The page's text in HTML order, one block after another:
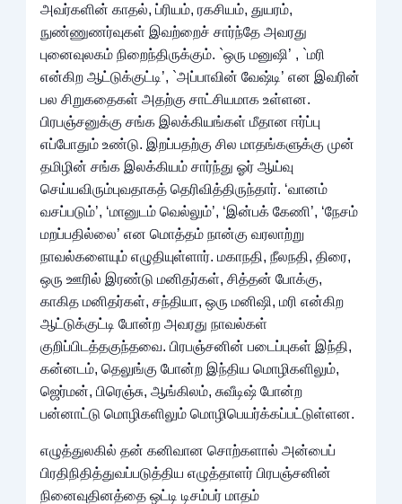
அவர்களின் காதல், ப்ரியம், ரகசியம், துயரம்,
நுண்ணுணர்வுகள் இவற்றைச் சார்ந்தே அவரது
புனைவுலகம் நிறைந்திருக்கும். `ஒரு மனுஷி’ , `மரி
என்கிற ஆட்டுக்குட்டி’, `அப்பாவின் வேஷ்டி’ என இவரின்
பல சிறுகதைகள் அதற்கு சாட்சியமாக உள்ளன.
பிரபஞ்சனுக்கு சங்க இலக்கியங்கள் மீதான ஈர்ப்பு
எப்போதும் உண்டு. இறப்பதற்கு சில மாதங்களுக்கு முன்
தமிழின் சங்க இலக்கியம் சார்ந்து ஓர் ஆய்வு
செய்யவிரும்புவதாகத் தெரிவித்திருந்தார். ‘வானம்
வசப்படும்’, ‘மானுடம் வெல்லும்’, ‘இன்பக் கேணி’, ‘நேசம்
மறப்பதில்லை’ என மொத்தம் நான்கு வரலாற்று
நாவல்களையும் எழுதியுள்ளார். மகாநதி, நீலநதி, திரை,
ஒரு ஊரில் இரண்டு மனிதர்கள், சித்தன் போக்கு,
காகித மனிதர்கள், சந்தியா, ஒரு மனிஷி, மரி என்கிற
ஆட்டுக்குட்டி போன்ற அவரது நாவல்கள்
குறிப்பிடத்தகுந்தவை. பிரபஞ்சனின் படைப்புகள் இந்தி,
கன்னடம், தெலுங்கு போன்ற இந்திய மொழிகளிலும்,
ஜெர்மன், பிரெஞ்சு, ஆங்கிலம், சுவீடிஷ் போன்ற
பன்னாட்டு மொழிகளிலும் மொழிபெயர்க்கப்பட்டுள்ளன.
எழுத்துலகில் தன் கனிவான சொற்களால் அன்பைப்
பிரதிநிதித்துவப்படுத்திய எழுத்தாளர் பிரபஞ்சனின்
நினைவுதினத்தை ஒட்டி டிசம்பர் மாதம்